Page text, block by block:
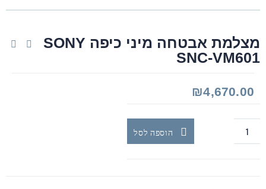
מצלמת אבטחה מיני כיפה SONY
SNC-VM601
₪4,670.00
הוספה לסל